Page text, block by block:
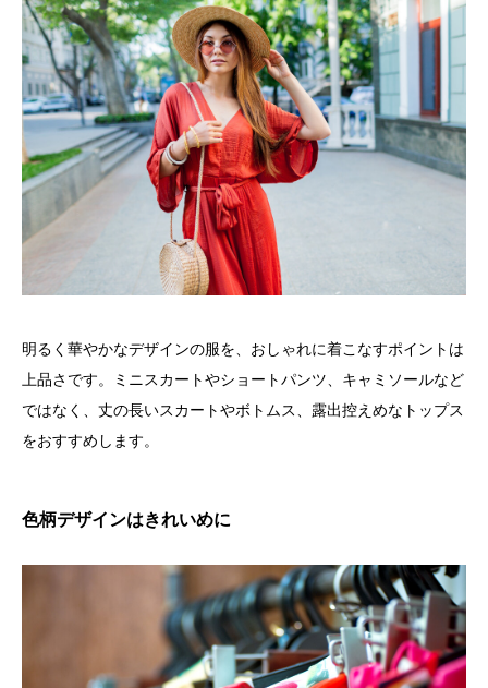
明るく華やかなデザインの服を、おしゃれに着こなすポイントは
上品さです。ミニスカートやショートパンツ、キャミソールなど
ではなく、丈の長いスカートやボトムス、露出控えめなトップス
をおすすめします。
色柄デザインはきれいめに